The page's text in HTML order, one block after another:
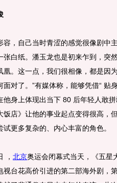
自己当时青涩的感觉很像剧中主
张白纸。潘玉龙也是初来乍到，突
凰。这一点，我们很相像，都是因
面对了。”有媒体称，能够凭借“ 贴
他身上体现出当下 80 后年轻人敢
饭店》让他的事业起点变得很高，
试更多复杂的、内心丰富的角色。
北京奥运会闭幕式当天，《五星
视台花高价引进的第二部海外剧，